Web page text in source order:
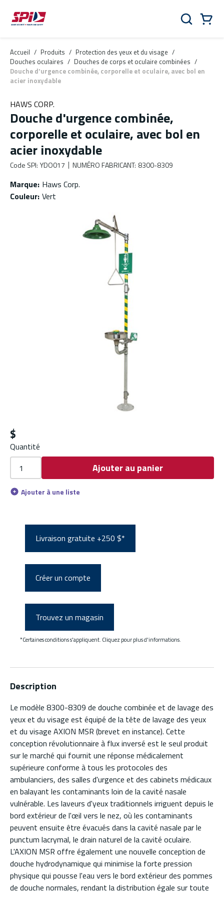
Aller au contenu principal
Skip to menu
Skip to footer
Rechercher
Accueil / Produits / Protection des yeux et du visage /
Douches oculaires / Douches de corps et oculaire combinées /
Douche d'urgence combinée, corporelle et oculaire, avec bol en
acier inoxydable
HAWS CORP.
Douche d'urgence combinée,
corporelle et oculaire, avec bol en
acier inoxydable
Code SPI: YDO017 NUMÉRO FABRICANT: 8300-8309
Marque: Haws Corp.
Couleur: Vert
$
Quantité
Ajouter au panier
Ajouter à une liste
Livraison gratuite +250 $*
Créer un compte
Trouvez un magasin
*Certaines conditions s'appliquent. Cliquez pour plus d'informations.
Description
Le modèle 8300-8309 de douche combinée et de lavage des
yeux et du visage est équipé de la tête de lavage des yeux
et du visage AXION MSR (brevet en instance). Cette
conception révolutionnaire à flux inversé est le seul produit
sur le marché qui fournit une réponse médicalement
supérieure conforme à tous les protocoles des
ambulanciers, des salles d'urgence et des cabinets médicaux
en balayant les contaminants loin de la cavité nasale
vulnérable. Les laveurs d'yeux traditionnels irriguent depuis le
bord extérieur de l'œil vers le nez, où les contaminants
peuvent ensuite être évacués dans la cavité nasale par le
punctum lacrymal, le drain naturel de la cavité oculaire.
L'AXION MSR offre également une nouvelle conception de
douche hydrodynamique qui minimise la forte pression
physique qui pousse l'eau vers le bord extérieur des pommes
de douche normales, rendant la distribution égale sur toute